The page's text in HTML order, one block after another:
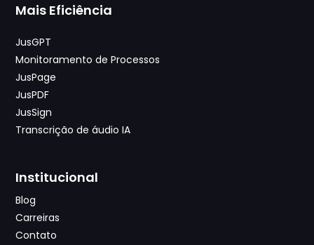
Mais Eficiência
JusGPT
Monitoramento de Processos
JusPage
JusPDF
JusSign
Transcrição de áudio IA
Institucional
Blog
Carreiras
Contato